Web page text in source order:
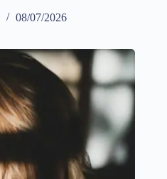
08/07/2026